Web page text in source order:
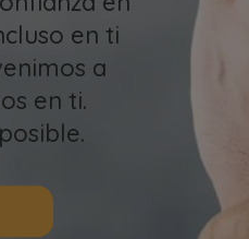
en ti
a
en ti.